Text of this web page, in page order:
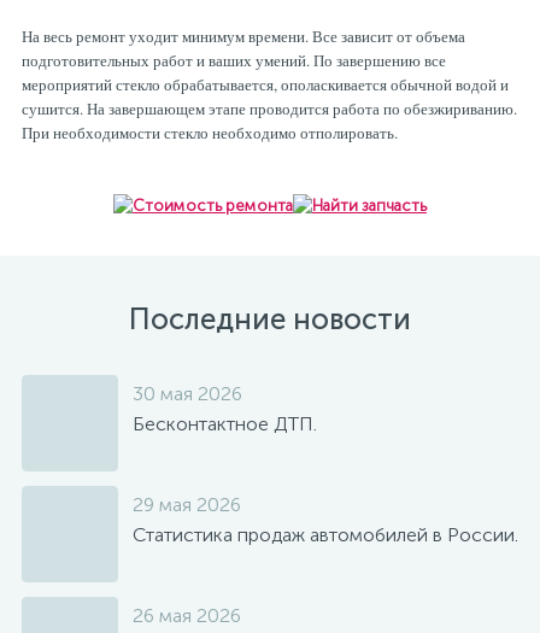
На весь ремонт уходит минимум времени. Все зависит от объема
подготовительных работ и ваших умений. По завершению все
мероприятий стекло обрабатывается, ополаскивается обычной водой и
сушится. На завершающем этапе проводится работа по обезжириванию.
При необходимости стекло необходимо отполировать.
Последние новости
30 мая 2026
Бесконтактное ДТП.
29 мая 2026
Статистика продаж автомобилей в России.
26 мая 2026